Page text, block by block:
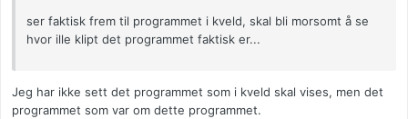
ser faktisk frem til programmet i kveld, skal bli morsomt å se
hvor ille klipt det programmet faktisk er...
Jeg har ikke sett det programmet som i kveld skal vises, men det
programmet som var om dette programmet.